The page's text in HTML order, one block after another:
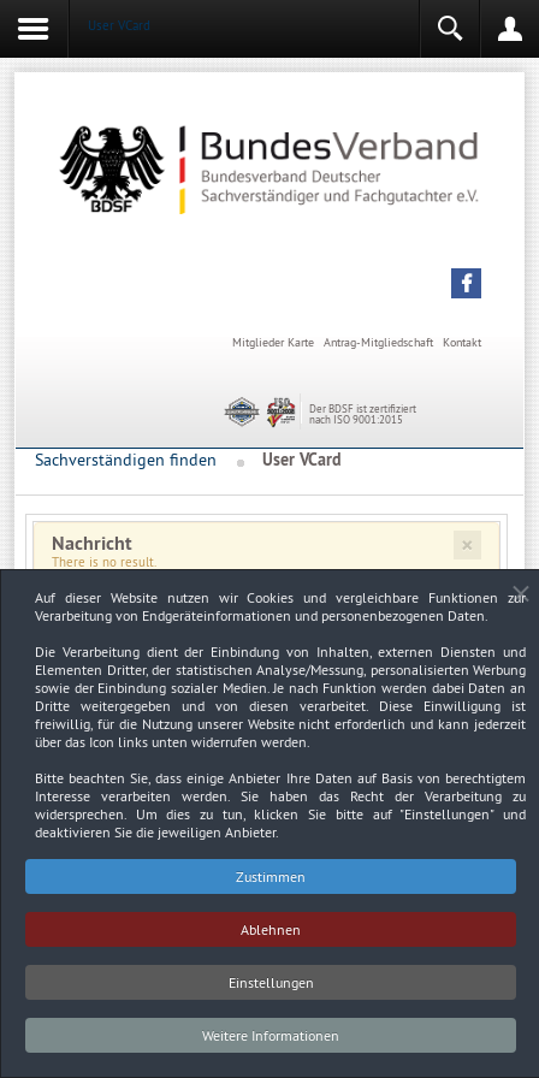
User VCard
Angemeldet bleiben
Kontakt
Antrag-Mitgliedschaft
Mitglieder Karte
Der BDSF ist zertifiziert
nach ISO 9001:2015
Sachverständigen finden User VCard
×
Nachricht
There is no result.
×
Warnung
JUser: :_load: Fehler beim Laden des Benutzers mit der ID: 3297
Impressum
Datenschutzerklärung Urheberrechtsnachweise
Copyright © 2026. Bundesverband Deutscher
Sachverständiger und Fachgutachter BDSF e.V..
Auf dieser Website nutzen wir Cookies und vergleichbare Funktionen zur
Verarbeitung von Endgeräteinformationen und personenbezogenen Daten.
Die Verarbeitung dient der Einbindung von Inhalten, externen Diensten und
Elementen Dritter, der statistischen Analyse/Messung, personalisierten Werbung
sowie der Einbindung sozialer Medien. Je nach Funktion werden dabei Daten an
Dritte weitergegeben und von diesen verarbeitet. Diese Einwilligung ist
freiwillig, für die Nutzung unserer Website nicht erforderlich und kann jederzeit
über das Icon links unten widerrufen werden.
Bitte beachten Sie, dass einige Anbieter Ihre Daten auf Basis von berechtigtem
Interesse verarbeiten werden. Sie haben das Recht der Verarbeitung zu
widersprechen. Um dies zu tun, klicken Sie bitte auf "Einstellungen"und
deaktivieren Sie die jeweiligen Anbieter.
Zustimmen
Ablehnen
Einstellungen
Weitere Informationen